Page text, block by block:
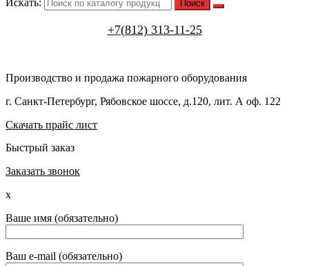
Искать:
+7(812) 313-11-25
Производство и продажа пожарного оборудования
г. Санкт-Петербург, Рябовское шоссе, д.120, лит. А оф. 122
Скачать прайс лист
Быстрый заказ
Заказать звонок
x
Ваше имя (обязательно)
Ваш e-mail (обязательно)